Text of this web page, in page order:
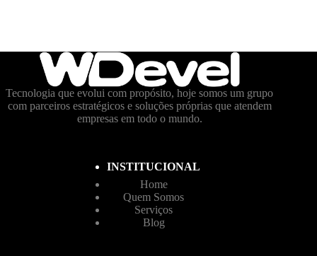
Tecnologia que evolui com propósito, hoje somos um grupo
com parceiros estratégicos e soluções próprias que atendem
empresas em todo o mundo.
INSTITUCIONAL
Home
Quem Somos
Serviços
Blog